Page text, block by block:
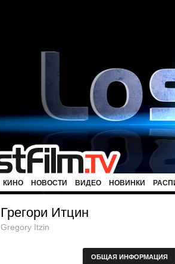
КИНО НОВОСТИ ВИДЕО НОВИНКИ
Грегори Итцин
Gregory Itzin
ОБЩАЯ ИНФОРМАЦИЯ